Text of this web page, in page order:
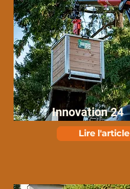
Innovation 24
Lire l'article